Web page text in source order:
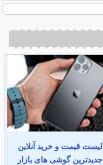
لیست قیمت و خرید آنلاین
جدیدترین گوشی های بازار